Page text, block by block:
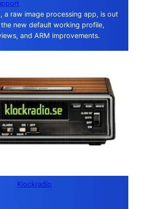
a raw image processing app, is out
new default working profile,
and ARM improvements.
Klockradio